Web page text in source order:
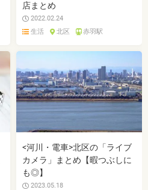
店まとめ
2022.02.24
生活
北区 赤羽駅
<河川・電車>北区の「ライブ
カメラ」まとめ【暇つぶしに
も◎】
2023.05.18